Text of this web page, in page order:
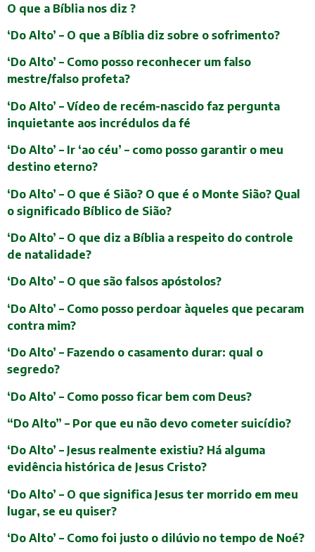
O que a Bíblia nos diz ?
‘Do Alto’ – O que a Bíblia diz sobre o sofrimento?
‘Do Alto’ – Como posso reconhecer um falso
mestre/falso profeta?
‘Do Alto’ – Vídeo de recém-nascido faz pergunta
inquietante aos incrédulos da fé
‘Do Alto’ – Ir ‘ao céu’ – como posso garantir o meu
destino eterno?
‘Do Alto’ – O que é Sião? O que é o Monte Sião? Qual
o significado Bíblico de Sião?
‘Do Alto’ – O que diz a Bíblia a respeito do controle
de natalidade?
‘Do Alto’ – O que são falsos apóstolos?
‘Do Alto’ – Como posso perdoar àqueles que pecaram
contra mim?
‘Do Alto’ – Fazendo o casamento durar: qual o
segredo?
‘Do Alto’ – Como posso ficar bem com Deus?
“Do Alto” – Por que eu não devo cometer suicídio?
‘Do Alto’ – Jesus realmente existiu? Há alguma
evidência histórica de Jesus Cristo?
‘Do Alto’ – O que significa Jesus ter morrido em meu
lugar, se eu quiser?
‘Do Alto’ – Como foi justo o dilúvio no tempo de Noé?